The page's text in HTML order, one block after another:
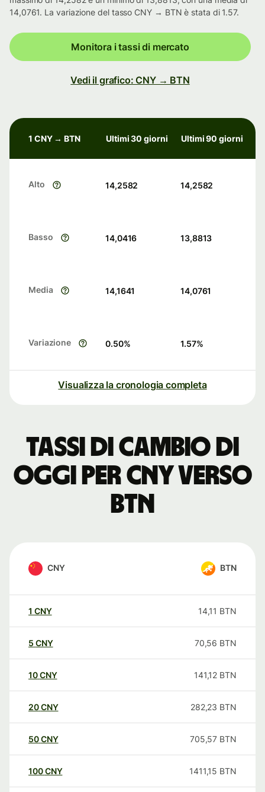
14,0761. La variazione del tasso CNY → BTN è stata di 1.57.
Monitora i tassi di mercato
Vedi il grafico: CNY → BTN
1 CNY → BTN Ultimi 30 giorni Ultimi 90 giorni
Alto 14,2582 14,2582
Basso 14,0416 13,8813
Media 14,1641 14,0761
Variazione 0.50% 1.57%
Visualizza la cronologia completa
Tassi di cambio di
oggi per CNY verso
BTN
CNY BTN
1 CNY 14,11 BTN
5 CNY 70,56 BTN
10CNY 141,12 BTN
20CNY 282,23 BTN
50CNY 705,57 BTN
100CNY 1411,15 BTN